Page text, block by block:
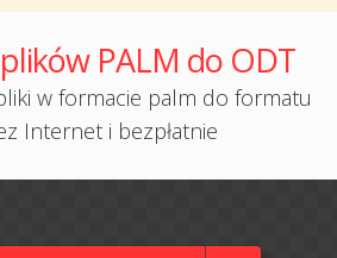
PALM do ODT
w formacie palm do formatu
Internet i bezpłatnie